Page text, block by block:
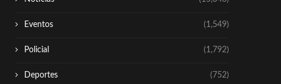
Eventos (1,549)
Policial (1,792)
Deportes (752)